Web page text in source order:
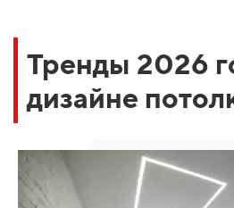
Тренды 2026
дизайне